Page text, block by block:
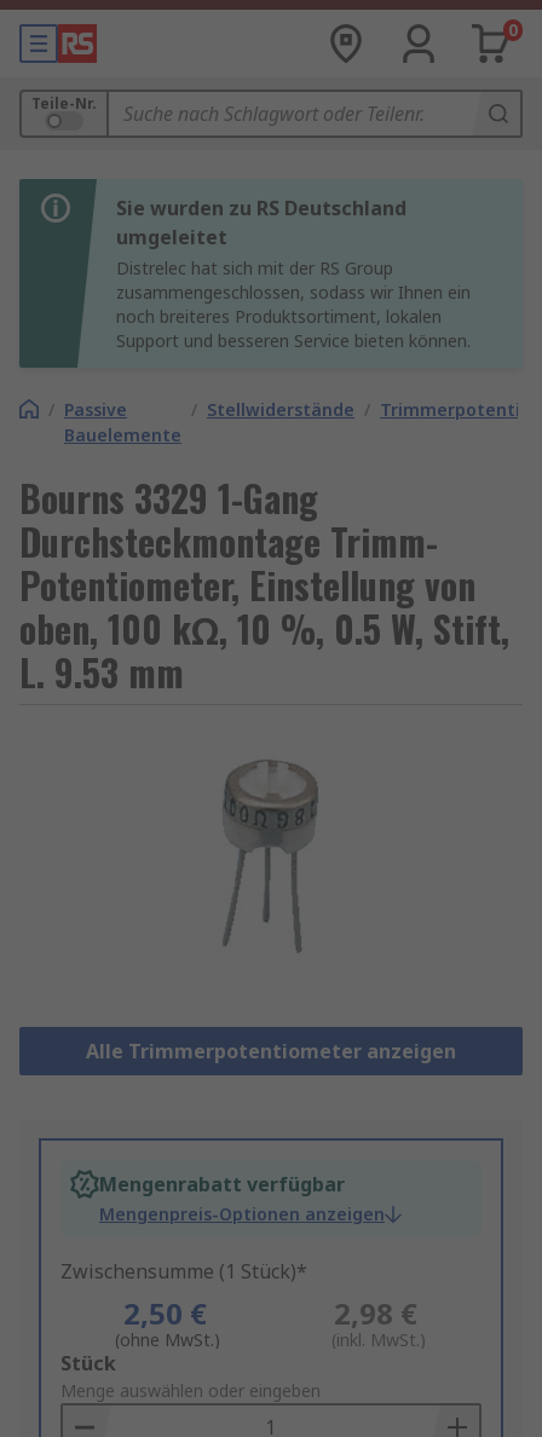
0
Teile-Nr.
Sie wurden zu RS Deutschland
umgeleitet
Distrelec hat sich mit der RS Group
zusammengeschlossen, sodass wir Ihnen ein
noch breiteres Produktsortiment, lokalen
Support und besseren Service bieten können.
/ Passive
Bauelemente
/ Stellwiderstände /
Bourns 3329 1-Gang
Durchsteckmontage Trimm-
Potentiometer, Einstellung von
oben, 100 kΩ, 10 %, 0.5 W, Stift,
L. 9.53 mm
Alle Trimmerpotentiometer anzeigen
Mengenrabatt verfügbar
Mengenpreis-Optionen anzeigen
Zwischensumme (1 Stück)*
2,50 €
(ohne MwSt.)
2,98 €
(inkl. MwSt.)
Add
to
Basket
Stück
Menge auswählen oder eingeben